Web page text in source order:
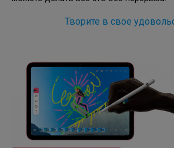
Творите в свое